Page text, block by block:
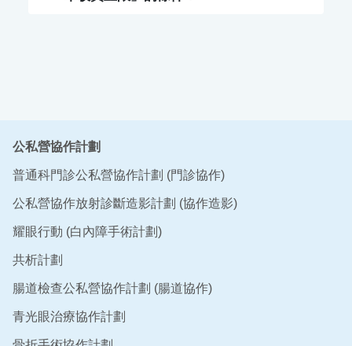
公私營協作計劃
普通科門診公私營協作計劃 (門診協作)
公私營協作放射診斷造影計劃 (協作造影)
耀眼行動 (白內障手術計劃)
共析計劃
腸道檢查公私營協作計劃 (腸道協作)
青光眼治療協作計劃